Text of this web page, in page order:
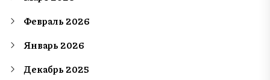
Февраль 2026
Январь 2026
Декабрь 2025